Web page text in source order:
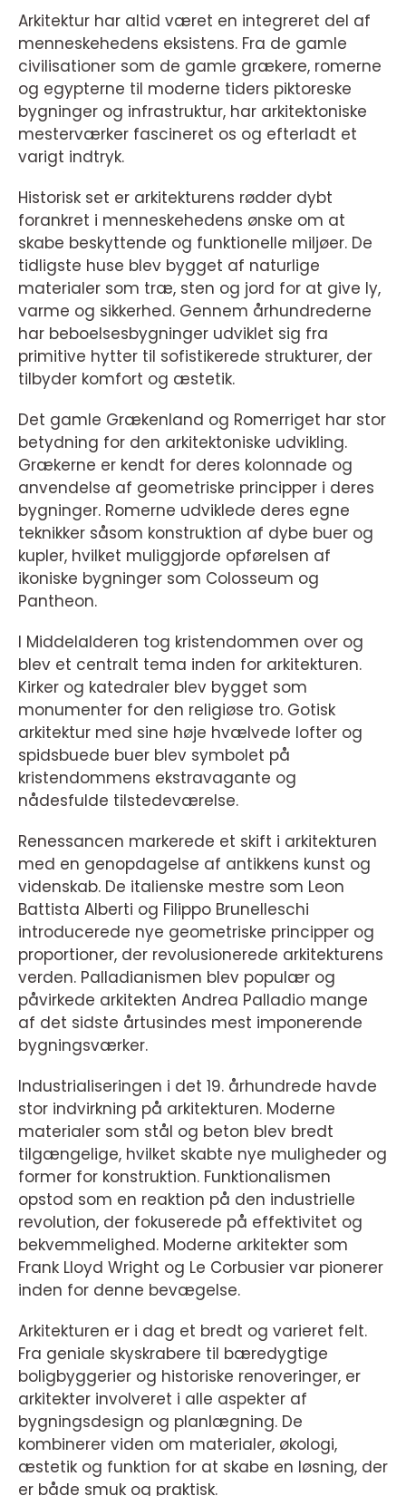
Arkitektur har altid været en integreret del af
menneskehedens eksistens. Fra de gamle
civilisationer som de gamle grækere, romerne
og egypterne til moderne tiders piktoreske
bygninger og infrastruktur, har arkitektoniske
mesterværker fascineret os og efterladt et
varigt indtryk.
Historisk set er arkitekturens rødder dybt
forankret i menneskehedens ønske om at
skabe beskyttende og funktionelle miljøer. De
tidligste huse blev bygget af naturlige
materialer som træ, sten og jord for at give ly,
varme og sikkerhed. Gennem århundrederne
har beboelsesbygninger udviklet sig fra
primitive hytter til sofistikerede strukturer, der
tilbyder komfort og æstetik.
Det gamle Grækenland og Romerriget har stor
betydning for den arkitektoniske udvikling.
Grækerne er kendt for deres kolonnade og
anvendelse af geometriske principper i deres
bygninger. Romerne udviklede deres egne
teknikker såsom konstruktion af dybe buer og
kupler, hvilket muliggjorde opførelsen af
ikoniske bygninger som Colosseum og
Pantheon.
I Middelalderen tog kristendommen over og
blev et centralt tema inden for arkitekturen.
Kirker og katedraler blev bygget som
monumenter for den religiøse tro. Gotisk
arkitektur med sine høje hvælvede lofter og
spidsbuede buer blev symbolet på
kristendommens ekstravagante og
nådesfulde tilstedeværelse.
Renessancen markerede et skift i arkitekturen
med en genopdagelse af antikkens kunst og
videnskab. De italienske mestre som Leon
Battista Alberti og Filippo Brunelleschi
introducerede nye geometriske principper og
proportioner, der revolusionerede arkitekturens
verden. Palladianismen blev populær og
påvirkede arkitekten Andrea Palladio mange
af det sidste årtusindes mest imponerende
bygningsværker.
Industrialiseringen i det 19. århundrede havde
stor indvirkning på arkitekturen. Moderne
materialer som stål og beton blev bredt
tilgængelige, hvilket skabte nye muligheder og
former for konstruktion. Funktionalismen
opstod som en reaktion på den industrielle
revolution, der fokuserede på effektivitet og
bekvemmelighed. Moderne arkitekter som
Frank Lloyd Wright og Le Corbusier var pionerer
inden for denne bevægelse.
Arkitekturen er i dag et bredt og varieret felt.
Fra geniale skyskrabere til bæredygtige
boligbyggerier og historiske renoveringer, er
arkitekter involveret i alle aspekter af
bygningsdesign og planlægning. De
kombinerer viden om materialer, økologi,
æstetik og funktion for at skabe en løsning, der
er både smuk og praktisk.